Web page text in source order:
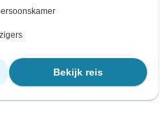
Bekijk reis